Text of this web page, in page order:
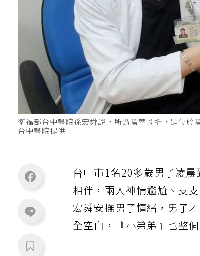
衛福部台中醫院孫宏舜說，所謂陰莖骨折，是位
台中醫院提供
台中市1名20多歲男子凌
相伴，兩人神情尷尬、支
宏舜安撫男子情緒，男子
全空白，『小弟弟』也整